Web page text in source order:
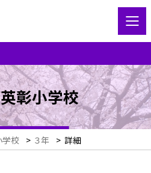
彰小学校
学校 > ３年 > 詳細